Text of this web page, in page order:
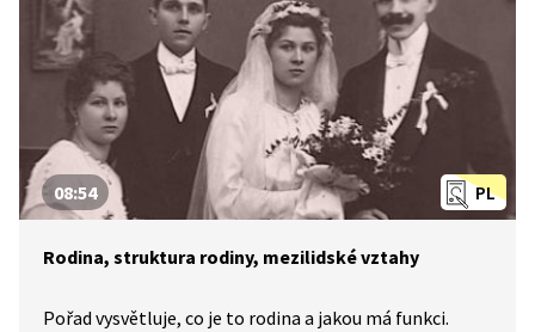
PL
08:54
Rodina, struktura rodiny, mezilidské vztahy
Pořad vysvětluje, co je to rodina a jakou má funkci.